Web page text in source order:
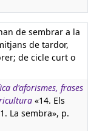
de sembrar a la
de tardor,
de cicle curt o
d'aforismes, frases
«14. Els
La sembra», p.